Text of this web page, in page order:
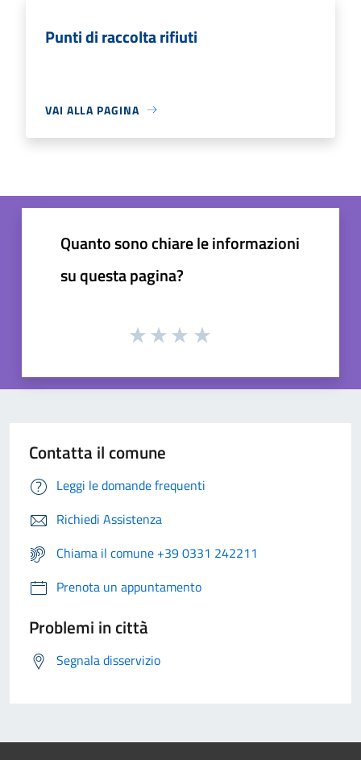
Punti di raccolta rifiuti
VAI ALLA PAGINA
Quanto sono chiare le informazioni
su questa pagina?
Contatta il comune
Leggi le domande frequenti
Richiedi Assistenza
Chiama il comune +39 0331 242211
Prenota un appuntamento
Problemi in città
Segnala disservizio